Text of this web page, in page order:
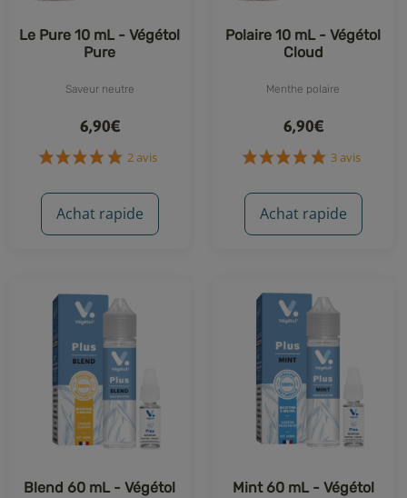
Le Pure 10 mL - Végétol
Pure
Saveur neutre
6,90€
2 avis
Achat rapide
Polaire 10 mL - Végétol
Cloud
Menthe polaire
6,90€
3 avis
Achat rapide
Blend 60 mL - Végétol Mint 60 mL - Végétol